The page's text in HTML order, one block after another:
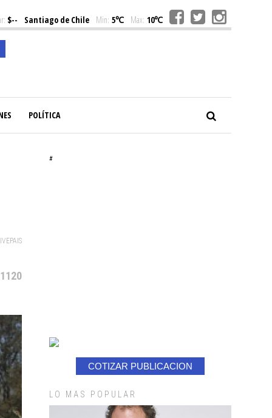
$-- Santiago de Chile Min: 5℃ Max: 10℃
POLÍTICA
#
COTIZAR PUBLICACION
LO MAS POPULAR